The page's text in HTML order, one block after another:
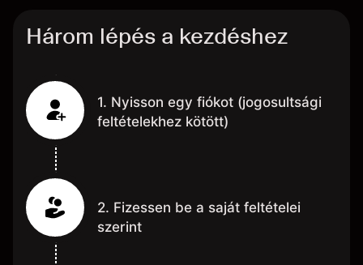
Három lépés a kezdéshez
1. Nyisson egy fiókot (jogosultsági
feltételekhez kötött)
2. Fizessen be a saját feltételei
szerint